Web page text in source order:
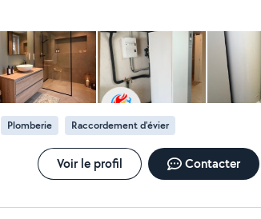
Plomberie Raccordement d'évier
Voir le profil Contacter